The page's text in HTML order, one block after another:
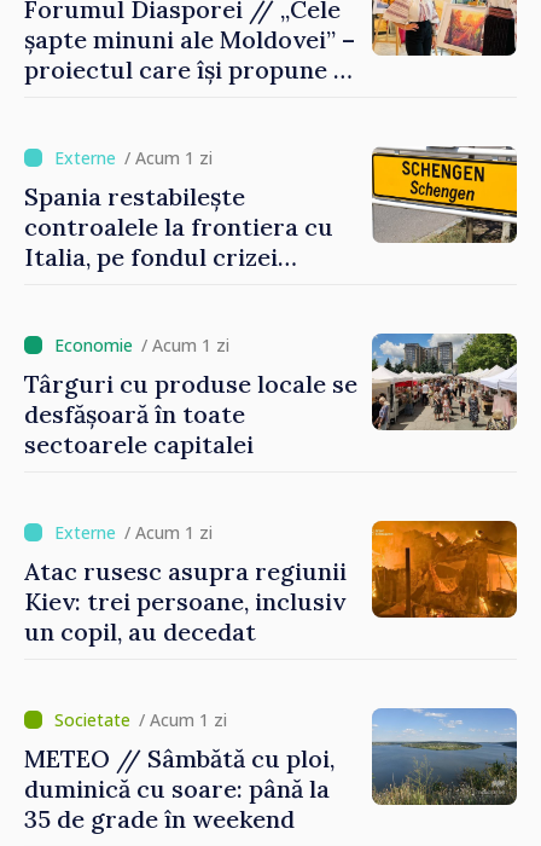
Forumul Diasporei // „Cele
șapte minuni ale Moldovei” –
proiectul care își propune să
/ Acum 1 zi
Spania restabilește
controalele la frontiera cu
Italia, pe fondul crizei
/ Acum 1 zi
Târguri cu produse locale se
desfășoară în toate
sectoarele capitalei
/ Acum 1 zi
Atac rusesc asupra regiunii
Kiev: trei persoane, inclusiv
un copil, au decedat
/ Acum 1 zi
METEO // Sâmbătă cu ploi,
duminică cu soare: până la
35 de grade în weekend